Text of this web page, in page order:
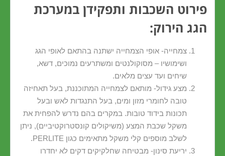
פירוט השכבות ותפקידן במערכת
הגג הירוק:
צמחייה- אופי הצמחייה ישתנה בהתאם לאופי הגג
ושימושיו – מסוקולנטים ומשתרעים נמוכים, דשא,
שיחים ועד עצים מלאים.
מצע גידול- מותאם לצמחייה המתוכננת, בעל תאחיזה
טובה לחומרי מזון ומים, בעל התנגדות לאש ובעל
תכונות בידוד טובות. במקרים בהם נדרש להפחית את
משקל שכבת המצע (משיקולים קונסטרוקטיביים), ניתן
לשלב מוספים קלי משקל מתאימים כגון PERLITE.
יריעת סינון- מבטיחה שחלקיקים דקים לא יחדרו